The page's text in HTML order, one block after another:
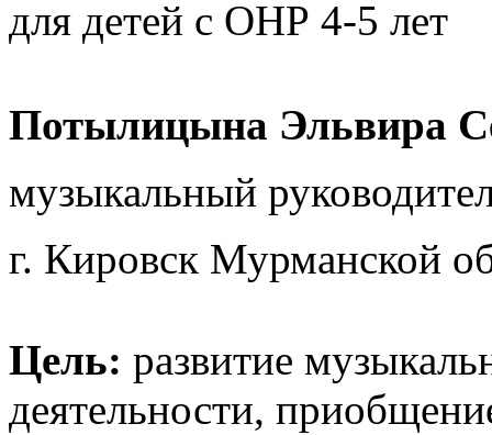
для детей с ОНР 4-5 лет
Потылицына Эльвира
музыкальный
г. Кировск Мурманской
Цель: развитие
деятельности,